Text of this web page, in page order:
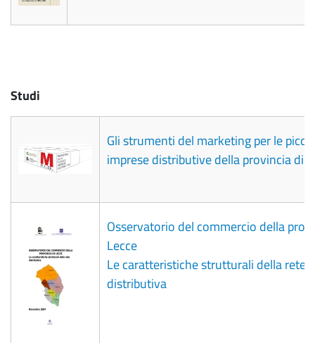
Studi
Gli strumenti del marketing per le
imprese distributive della provincia di
Osservatorio del commercio della
Lecce
Le caratteristiche strutturali della rete
distributiva